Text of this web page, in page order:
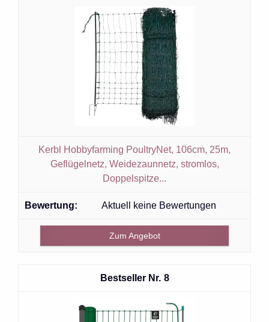
Kerbl Hobbyfarming PoultryNet, 106cm, 25m,
Geflügelnetz, Weidezaunnetz, stromlos,
Doppelspitze...
Aktuell keine Bewertungen
Zum Angebot
8